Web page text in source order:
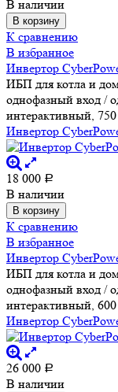
В наличии
В корзину
К сравнению
В избранное
Инвертор
ИБП для котла и
однофазный вход /
интерактивный,
Инвертор
18 000 Р
В наличии
В корзину
К сравнению
В избранное
Инвертор
ИБП для котла и
однофазный вход /
интерактивный,
Инвертор
26 000 Р
В наличии